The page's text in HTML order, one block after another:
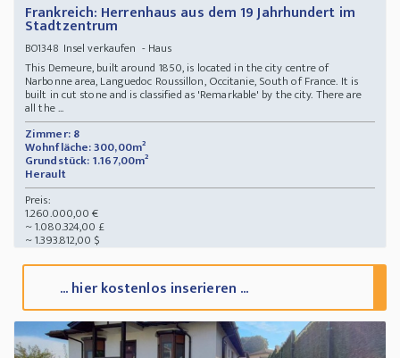
Frankreich: Herrenhaus aus dem 19 Jahrhundert im
Stadtzentrum
BO1348Insel verkaufen - Haus
This Demeure, built around 1850, is located in the city centre of
Narbonne area, Languedoc Roussillon, Occitanie, South of France. It is
built in cut stone and is classified as 'Remarkable' by the city. There are
all the ...
Zimmer: 8
Wohnfläche: 300,00m²
Grundstück: 1.167,00m²
Herault
Preis:
1.260.000,00 €
~ 1.080.324,00 £
~ 1.393.812,00 $
... hier kostenlos inserieren ...